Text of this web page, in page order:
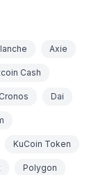
Axie
Cash
Cronos Dai
KuCoin Token
Polygon